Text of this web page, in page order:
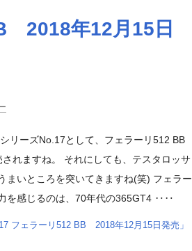
2018年12月15日
リーズNo.17として、フェラーリ512 BB
れますね。 それにしても、テスタロッサ
まいところを突いてきますね(笑) フェラー
を感じるのは、70年代の365GT4 ‥‥
フェラーリ512 BB 2018年12月15日発売」